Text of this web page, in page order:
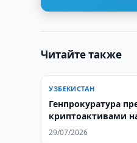
Читайте также
УЗБЕКИСТАН
Генпрокуратура
криптоактивами
29/07/2026